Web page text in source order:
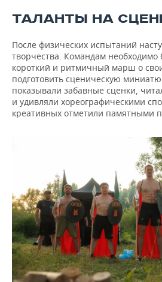
ТАЛАНТЫ НА
После физических испытаний
творчества. Командам необходимо
короткий и ритмичный марш о
подготовить сценическую
показывали забавные сценки,
и удивляли хореографическими
креативных отметили памятными